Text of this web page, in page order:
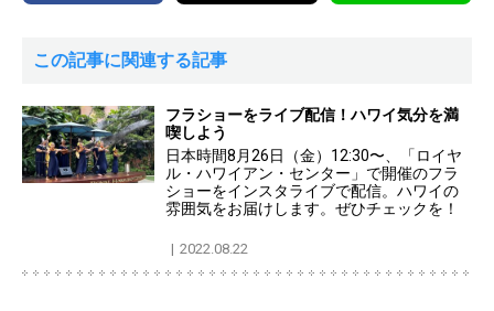
この記事に関連する記事
フラショーをライブ配信！ハワイ気分を満
喫しよう
日本時間8月26日（金）12:30〜、「ロイヤ
ル・ハワイアン・センター」で開催のフラ
ショーをインスタライブで配信。ハワイの
雰囲気をお届けします。ぜひチェックを！
2022.08.22